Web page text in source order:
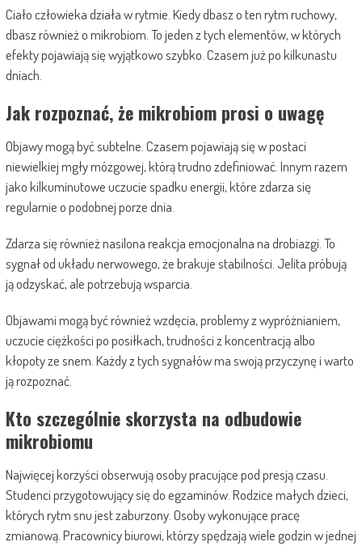
Ciało człowieka działa w rytmie. Kiedy dbasz o ten rytm ruchowy,
dbasz również o mikrobiom. To jeden z tych elementów, w których
efekty pojawiają się wyjątkowo szybko. Czasem już po kilkunastu
dniach.
Jak rozpoznać, że mikrobiom prosi o uwagę
Objawy mogą być subtelne. Czasem pojawiają się w postaci
niewielkiej mgły mózgowej, którą trudno zdefiniować. Innym razem
jako kilkuminutowe uczucie spadku energii, które zdarza się
regularnie o podobnej porze dnia.
Zdarza się również nasilona reakcja emocjonalna na drobiazgi. To
sygnał od układu nerwowego, że brakuje stabilności. Jelita próbują
ją odzyskać, ale potrzebują wsparcia.
Objawami mogą być również wzdęcia, problemy z wypróżnianiem,
uczucie ciężkości po posiłkach, trudności z koncentracją albo
kłopoty ze snem. Każdy z tych sygnałów ma swoją przyczynę i warto
ją rozpoznać.
Kto szczególnie skorzysta na odbudowie
mikrobiomu
Najwięcej korzyści obserwują osoby pracujące pod presją czasu.
Studenci przygotowujący się do egzaminów. Rodzice małych dzieci,
których rytm snu jest zaburzony. Osoby wykonujące pracę
zmianową. Pracownicy biurowi, którzy spędzają wiele godzin w jednej